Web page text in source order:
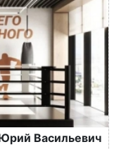
Васильевич